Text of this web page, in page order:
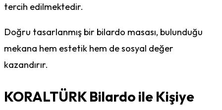
tercih edilmektedir.
Doğru tasarlanmış bir bilardo masası, bulunduğu
mekana hem estetik hem de sosyal değer
kazandırır.
KORALTÜRK Bilardo ile Kişiye